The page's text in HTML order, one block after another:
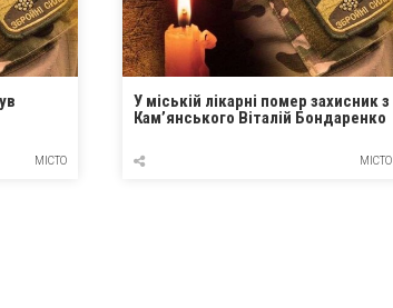
МІСТО
У міській лікарні помер захисник з
Кам’янського Віталій Бондаренко
МІСТО